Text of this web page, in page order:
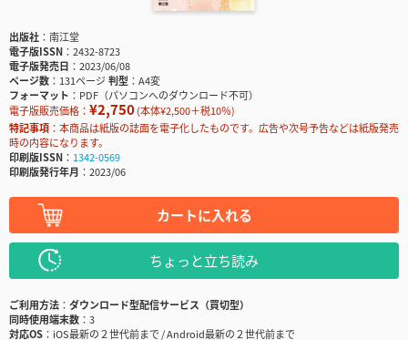
出版社
南江堂
電子版ISSN
2432-8723
電子版発売日
2023/06/08
ページ数
131ページ判型
A4変
フォーマット
PDF（パソコンへのダウンロード不可）
電子版販売価格： ¥2,750(本体¥2,500＋税10％)
特記事項
本商品は紙版の誌面を電子化したものです。広告や次号予告などは紙版発売
時の内容になります。
印刷版ISSN
1342-0569
印刷版発行年月
2023/06
カートに入れる
ちょっと立ち読み
ご利用方法
ダウンロード型配信サービス（買切型）
同時使用端末数
3
対応OS
iOS最新の２世代前まで / Android最新の２世代前まで